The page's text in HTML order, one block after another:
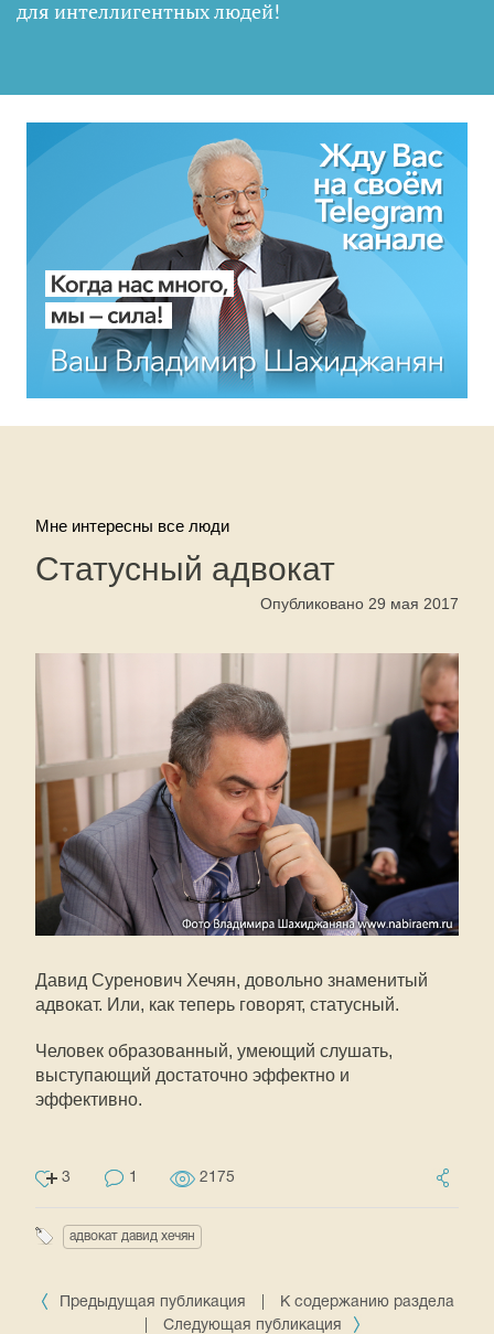
для интеллигентных людей!
Мне интересны все люди
Статусный адвокат
Опубликовано 29 мая 2017
Давид Суренович Хечян, довольно знаменитый
адвокат. Или, как теперь говорят, статусный.
Человек образованный, умеющий слушать,
выступающий достаточно эффектно и
эффективно.
3 1 2175
адвокат давид хечян
Предыдущая публикация
К содержанию раздела
Следующая публикация